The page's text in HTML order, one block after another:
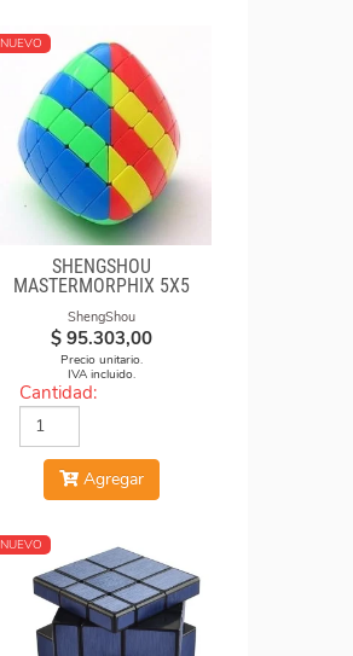
NUEVO
SHENGSHOU
MASTERMORPHIX 5X5
STICKERLESS
ShengShou
$ 95.303,00
Precio unitario.
IVA incluido.
Cantidad:
Agregar
NUEVO